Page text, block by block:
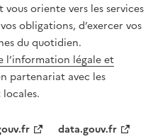
oriente vers les services
obligations, d’exercer vos
du quotidien.
l’information légale et
partenariat avec les
data.gouv.fr